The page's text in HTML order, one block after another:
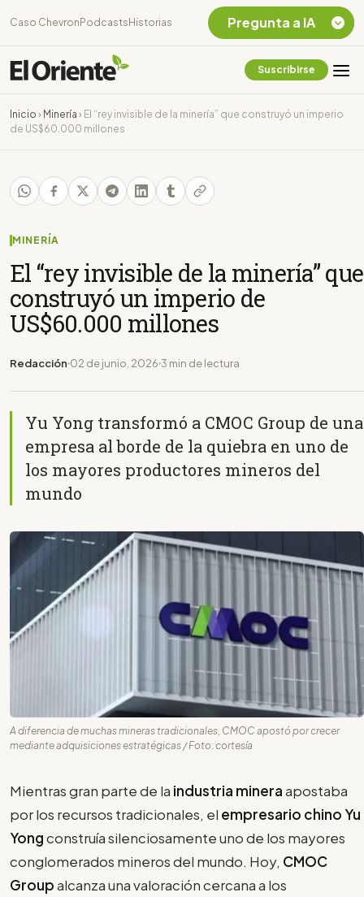
Caso Chevron Podcasts Historias
Suscribirse
Inicio › Minería › El “rey invisible de la minería” que construyó un imperio
de US$60.000 millones
MINERÍA
El “rey invisible de la minería” que
construyó un imperio de
US$60.000 millones
Redacción 02 de junio, 2026 3 min de lectura
Yu Yong transformó a CMOC Group de una
empresa al borde de la quiebra en uno de
los mayores productores mineros del
mundo
A diferencia de muchas mineras tradicionales, CMOC apostó por crecer
mediante adquisiciones estratégicas / Foto: cortesía
Mientras gran parte de la industria mineraapostaba
por los recursos tradicionales, el empresario chino Yu
Yongconstruía silenciosamente uno de los mayores
conglomerados mineros del mundo. Hoy, CMOC
Groupalcanza una valoración cercana a los
Pregunta a IA
Chevron Ecuador